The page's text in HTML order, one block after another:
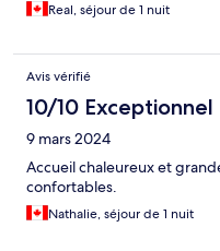
Real, séjour de 1 nuit
Avis vérifié
10/10 Exceptionnel
9 mars 2024
Accueil chaleureux et
confortables.
Nathalie, séjour de 1 nuit